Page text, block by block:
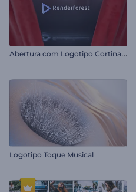
A
bertura com Logotipo Cortinas Vermelhas
Logotipo Toque Musical